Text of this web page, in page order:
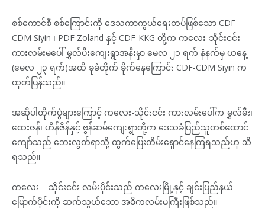
စစ်ကောင်စီ စစ်ကြောင်းကို ဒေသကာကွယ်ရေးတပ်ဖြစ်သော CDF-
CDM Siyin ၊ PDF Zoland နှင့် CDF-KKG တို့က ကလေး-သိုင်းငင်း
ကားလမ်းမပေါ် မွှလ်ပီးကျေးရွာအနီးမှာ မေလ ၂၁ ရက် နံနက်မှ ယနေ့
(မေလ ၂၃ ရက်)အထိ ခုခံတိုက် ခိုက်နေကြောင်း CDF-CDM Siyin က
ထုတ်ပြန်သည်။
အဆိုပါတိုက်ပွဲများကြောင့် ကလေး-သိုင်းငင်း ကားလမ်းပေါ်က မွှလ်မီး၊
ထေးဇန်၊ ဟိန်ဇိန်နှင့် ဗွန်ဆမ်ကျေးရွာတို့က ဒေသခံပြည်သူတစ်ထောင်
ကျော်သည် ဘေးလွတ်ရာသို့ ထွက်ပြေးတိမ်းရှောင်နေကြရသည်ဟု သိ
ရသည်။
ကလေး – သိုင်းငင်း လမ်းပိုင်းသည် ကလေးမြို့နှင့် ချင်းပြည်နယ်
မြောက်ပိုင်းကို ဆက်သွယ်သော အဓိကလမ်းမကြီးဖြစ်သည်။